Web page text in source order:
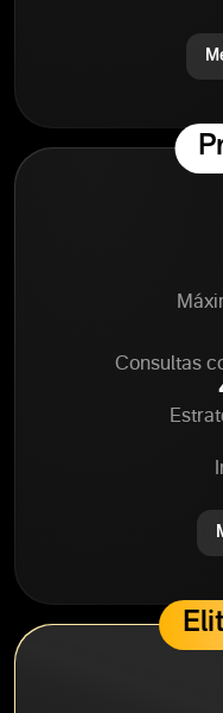
Consultas